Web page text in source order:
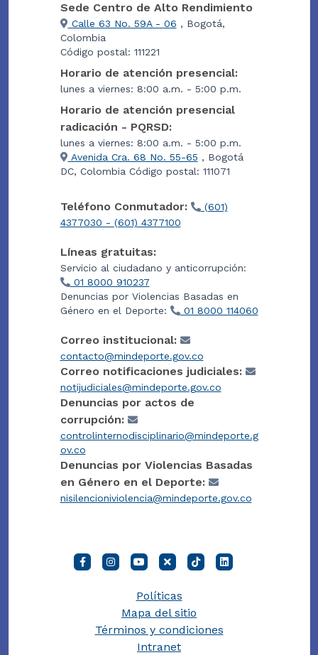
Sede Centro de Alto Rendimiento
Calle 63 No. 59A - 06 , Bogotá,
Colombia
Código postal: 111221
Horario de atención presencial:
lunes a viernes: 8:00 a.m. - 5:00 p.m.
Horario de atención presencial
radicación - PQRSD:
lunes a viernes: 8:00 a.m. - 5:00 p.m.
Avenida Cra. 68 No. 55-65 , Bogotá
DC, Colombia Código postal: 111071
Teléfono Conmutador:
(601)
4377030 - (601) 4377100
Líneas gratuitas:
Servicio al ciudadano y anticorrupción:
01 8000 910237
Denuncias por Violencias Basadas en
Género en el Deporte:
01 8000 114060
Correo institucional:
contacto@mindeporte.gov.co
Correo notificaciones judiciales:
notijudiciales@mindeporte.gov.co
Denuncias por actos de
corrupción:
controlinternodisciplinario@mindeporte.g
ov.co
Denuncias por Violencias Basadas
en Género en el Deporte:
nisilencioniviolencia@mindeporte.gov.co
Políticas
Mapa del sitio
Términos y condiciones
Intranet